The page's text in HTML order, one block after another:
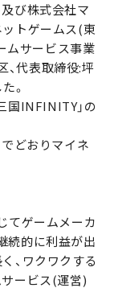
び株式会社マ
トゲームス(東
ムサービス事業
代表取締役:坪
。
国INFINITY」の
どおりマイネ
てゲームメーカ
続的に利益が出
、ワクワクする
ービス(運営)